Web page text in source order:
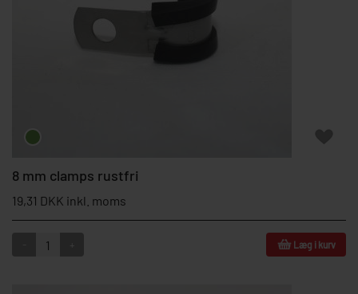
8 mm clamps rustfri
19,31 DKK inkl. moms
Læg i kurv